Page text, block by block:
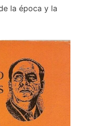
la época y la